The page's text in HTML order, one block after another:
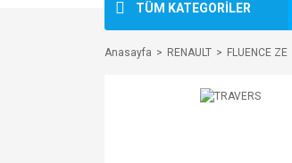
TÜM KATEGORİLER
Anasayfa RENAULT FLUENCE ZE